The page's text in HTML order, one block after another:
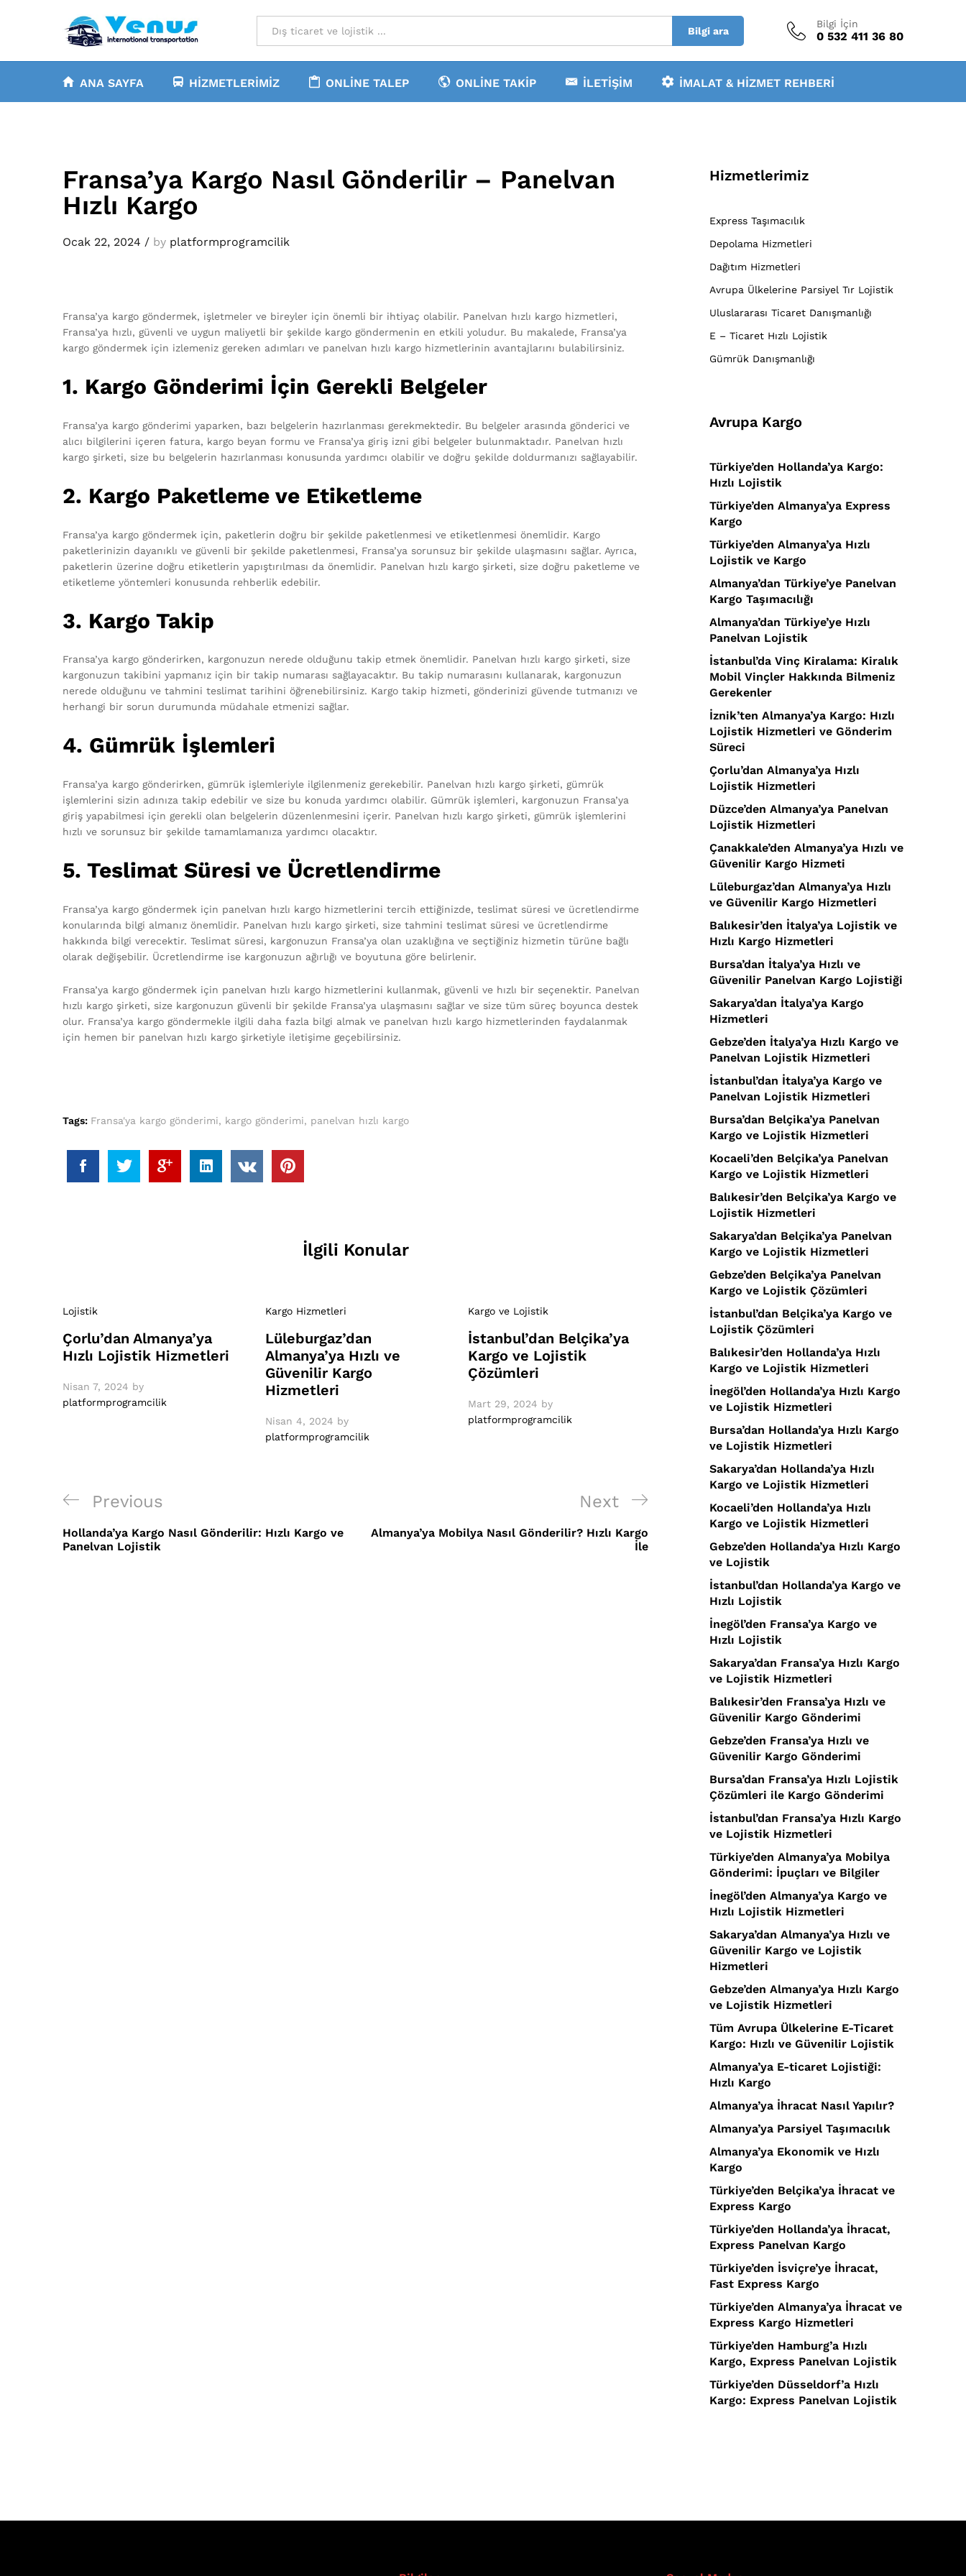
Bilgi ara
Bilgi İçin
0 532 411 36 80
ANA SAYFA HIZMETLERIMIZ ONLINE TALEP ONLINE TAKIP İLETIŞIM İMALAT & HIZMET REHBERI
Fransa’ya Kargo Nasıl Gönderilir – Panelvan
Hızlı Kargo
Ocak 22, 2024 / by platformprogramcilik
Fransa’ya kargo göndermek, işletmeler ve bireyler için önemli bir ihtiyaç olabilir. Panelvan hızlı kargo hizmetleri,
Fransa’ya hızlı, güvenli ve uygun maliyetli bir şekilde kargo göndermenin en etkili yoludur. Bu makalede, Fransa’ya
kargo göndermek için izlemeniz gereken adımları ve panelvan hızlı kargo hizmetlerinin avantajlarını bulabilirsiniz.
1. Kargo Gönderimi İçin Gerekli Belgeler
Fransa’ya kargo gönderimi yaparken, bazı belgelerin hazırlanması gerekmektedir. Bu belgeler arasında gönderici ve
alıcı bilgilerini içeren fatura, kargo beyan formu ve Fransa’ya giriş izni gibi belgeler bulunmaktadır. Panelvan hızlı
kargo şirketi, size bu belgelerin hazırlanması konusunda yardımcı olabilir ve doğru şekilde doldurmanızı sağlayabilir.
2. Kargo Paketleme ve Etiketleme
Fransa’ya kargo göndermek için, paketlerin doğru bir şekilde paketlenmesi ve etiketlenmesi önemlidir. Kargo
paketlerinizin dayanıklı ve güvenli bir şekilde paketlenmesi, Fransa’ya sorunsuz bir şekilde ulaşmasını sağlar. Ayrıca,
paketlerin üzerine doğru etiketlerin yapıştırılması da önemlidir. Panelvan hızlı kargo şirketi, size doğru paketleme ve
etiketleme yöntemleri konusunda rehberlik edebilir.
3. Kargo Takip
Fransa’ya kargo gönderirken, kargonuzun nerede olduğunu takip etmek önemlidir. Panelvan hızlı kargo şirketi, size
kargonuzun takibini yapmanız için bir takip numarası sağlayacaktır. Bu takip numarasını kullanarak, kargonuzun
nerede olduğunu ve tahmini teslimat tarihini öğrenebilirsiniz. Kargo takip hizmeti, gönderinizi güvende tutmanızı ve
herhangi bir sorun durumunda müdahale etmenizi sağlar.
4. Gümrük İşlemleri
Fransa’ya kargo gönderirken, gümrük işlemleriyle ilgilenmeniz gerekebilir. Panelvan hızlı kargo şirketi, gümrük
işlemlerini sizin adınıza takip edebilir ve size bu konuda yardımcı olabilir. Gümrük işlemleri, kargonuzun Fransa’ya
giriş yapabilmesi için gerekli olan belgelerin düzenlenmesini içerir. Panelvan hızlı kargo şirketi, gümrük işlemlerini
hızlı ve sorunsuz bir şekilde tamamlamanıza yardımcı olacaktır.
5. Teslimat Süresi ve Ücretlendirme
Fransa’ya kargo göndermek için panelvan hızlı kargo hizmetlerini tercih ettiğinizde, teslimat süresi ve ücretlendirme
konularında bilgi almanız önemlidir. Panelvan hızlı kargo şirketi, size tahmini teslimat süresi ve ücretlendirme
hakkında bilgi verecektir. Teslimat süresi, kargonuzun Fransa’ya olan uzaklığına ve seçtiğiniz hizmetin türüne bağlı
olarak değişebilir. Ücretlendirme ise kargonuzun ağırlığı ve boyutuna göre belirlenir.
Fransa’ya kargo göndermek için panelvan hızlı kargo hizmetlerini kullanmak, güvenli ve hızlı bir seçenektir. Panelvan
hızlı kargo şirketi, size kargonuzun güvenli bir şekilde Fransa’ya ulaşmasını sağlar ve size tüm süreç boyunca destek
olur. Fransa’ya kargo göndermekle ilgili daha fazla bilgi almak ve panelvan hızlı kargo hizmetlerinden faydalanmak
için hemen bir panelvan hızlı kargo şirketiyle iletişime geçebilirsiniz.
Tags: Fransa'ya kargo gönderimi, kargo gönderimi, panelvan hızlı kargo
İlgili Konular
Lojistik
Çorlu’dan Almanya’ya
Hızlı Lojistik Hizmetleri
Nisan 7, 2024 by
platformprogramcilik
Kargo Hizmetleri
Lüleburgaz’dan
Almanya’ya Hızlı ve
Güvenilir Kargo
Hizmetleri
Nisan 4, 2024 by
platformprogramcilik
Kargo ve Lojistik
İstanbul’dan Belçika’ya
Kargo ve Lojistik
Çözümleri
Mart 29, 2024 by
platformprogramcilik
Yazı
gezinmesi
Previous
Post
Previous
Hollanda’ya Kargo Nasıl Gönderilir: Hızlı Kargo ve
Panelvan Lojistik
Next
Post
Next
Almanya’ya Mobilya Nasıl Gönderilir? Hızlı Kargo
İle
Hizmetlerimiz
Express Taşımacılık
Depolama Hizmetleri
Dağıtım Hizmetleri
Avrupa Ülkelerine Parsiyel Tır Lojistik
Uluslararası Ticaret Danışmanlığı
E – Ticaret Hızlı Lojistik
Gümrük Danışmanlığı
Avrupa Kargo
Türkiye’den Hollanda’ya Kargo:
Hızlı Lojistik
Türkiye’den Almanya’ya Express
Kargo
Türkiye’den Almanya’ya Hızlı
Lojistik ve Kargo
Almanya’dan Türkiye’ye Panelvan
Kargo Taşımacılığı
Almanya’dan Türkiye’ye Hızlı
Panelvan Lojistik
İstanbul’da Vinç Kiralama: Kiralık
Mobil Vinçler Hakkında Bilmeniz
Gerekenler
İznik’ten Almanya’ya Kargo: Hızlı
Lojistik Hizmetleri ve Gönderim
Süreci
Çorlu’dan Almanya’ya Hızlı
Lojistik Hizmetleri
Düzce’den Almanya’ya Panelvan
Lojistik Hizmetleri
Çanakkale’den Almanya’ya Hızlı ve
Güvenilir Kargo Hizmeti
Lüleburgaz’dan Almanya’ya Hızlı
ve Güvenilir Kargo Hizmetleri
Balıkesir’den İtalya’ya Lojistik ve
Hızlı Kargo Hizmetleri
Bursa’dan İtalya’ya Hızlı ve
Güvenilir Panelvan Kargo Lojistiği
Sakarya’dan İtalya’ya Kargo
Hizmetleri
Gebze’den İtalya’ya Hızlı Kargo ve
Panelvan Lojistik Hizmetleri
İstanbul’dan İtalya’ya Kargo ve
Panelvan Lojistik Hizmetleri
Bursa’dan Belçika’ya Panelvan
Kargo ve Lojistik Hizmetleri
Kocaeli’den Belçika’ya Panelvan
Kargo ve Lojistik Hizmetleri
Balıkesir’den Belçika’ya Kargo ve
Lojistik Hizmetleri
Sakarya’dan Belçika’ya Panelvan
Kargo ve Lojistik Hizmetleri
Gebze’den Belçika’ya Panelvan
Kargo ve Lojistik Çözümleri
İstanbul’dan Belçika’ya Kargo ve
Lojistik Çözümleri
Balıkesir’den Hollanda’ya Hızlı
Kargo ve Lojistik Hizmetleri
İnegöl’den Hollanda’ya Hızlı Kargo
ve Lojistik Hizmetleri
Bursa’dan Hollanda’ya Hızlı Kargo
ve Lojistik Hizmetleri
Sakarya’dan Hollanda’ya Hızlı
Kargo ve Lojistik Hizmetleri
Kocaeli’den Hollanda’ya Hızlı
Kargo ve Lojistik Hizmetleri
Gebze’den Hollanda’ya Hızlı Kargo
ve Lojistik
İstanbul’dan Hollanda’ya Kargo ve
Hızlı Lojistik
İnegöl’den Fransa’ya Kargo ve
Hızlı Lojistik
Sakarya’dan Fransa’ya Hızlı Kargo
ve Lojistik Hizmetleri
Balıkesir’den Fransa’ya Hızlı ve
Güvenilir Kargo Gönderimi
Gebze’den Fransa’ya Hızlı ve
Güvenilir Kargo Gönderimi
Bursa’dan Fransa’ya Hızlı Lojistik
Çözümleri ile Kargo Gönderimi
İstanbul’dan Fransa’ya Hızlı Kargo
ve Lojistik Hizmetleri
Türkiye’den Almanya’ya Mobilya
Gönderimi: İpuçları ve Bilgiler
İnegöl’den Almanya’ya Kargo ve
Hızlı Lojistik Hizmetleri
Sakarya’dan Almanya’ya Hızlı ve
Güvenilir Kargo ve Lojistik
Hizmetleri
Gebze’den Almanya’ya Hızlı Kargo
ve Lojistik Hizmetleri
Tüm Avrupa Ülkelerine E-Ticaret
Kargo: Hızlı ve Güvenilir Lojistik
Almanya’ya E-ticaret Lojistiği:
Hızlı Kargo
Almanya’ya İhracat Nasıl Yapılır?
Almanya’ya Parsiyel Taşımacılık
Almanya’ya Ekonomik ve Hızlı
Kargo
Türkiye’den Belçika’ya İhracat ve
Express Kargo
Türkiye’den Hollanda’ya İhracat,
Express Panelvan Kargo
Türkiye’den İsviçre’ye İhracat,
Fast Express Kargo
Türkiye’den Almanya’ya İhracat ve
Express Kargo Hizmetleri
Türkiye’den Hamburg’a Hızlı
Kargo, Express Panelvan Lojistik
Türkiye’den Düsseldorf’a Hızlı
Kargo: Express Panelvan Lojistik